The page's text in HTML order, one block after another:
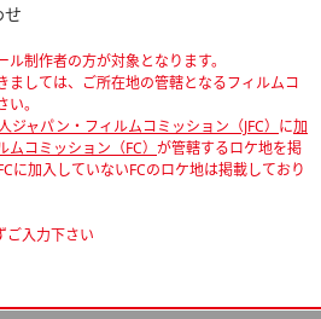
せ
ル制作者の方が対象となります。
ましては、ご所在地の管轄となるフィルムコ
。
ジャパン・フィルムコミッション（JFC） に加
コミッション（FC） が管轄するロケ地を掲
に加入していないFCのロケ地は掲載しており
ご入力下さい